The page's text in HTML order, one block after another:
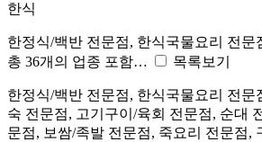
한식
한정식/백반 전문점, 한식국물요리 전문
총 36개의 업종 포함…
목록보기
한정식/백반 전문점, 한식국물요리 전문
숙 전문점, 고기구이/육회 전문점, 순대
문점, 보쌈/족발 전문점, 죽요리 전문점,